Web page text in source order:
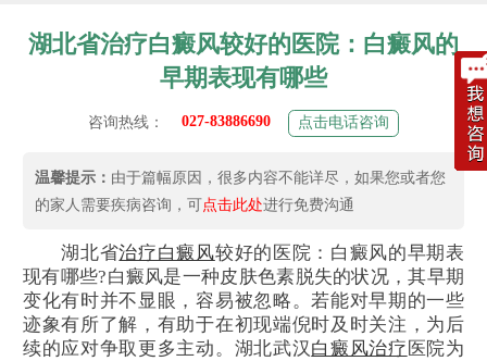
湖北省治疗白癜风较好的医院：白癜风的
早期表现有哪些
咨询热线： 027-83886690 点击电话咨询
温馨提示： 由于篇幅原因，很多内容不能详尽，如果您或者您
的家人需要疾病咨询，可点击此处进行免费沟通
湖北省治疗白癜风较好的医院：白癜风的早期表
现有哪些?白癜风是一种皮肤色素脱失的状况，其早期
变化有时并不显眼，容易被忽略。若能对早期的一些
迹象有所了解，有助于在初现端倪时及时关注，为后
续的应对争取更多主动。湖北武汉白癜风治疗 医院为